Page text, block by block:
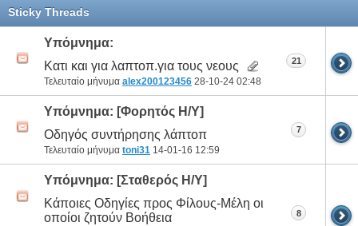
11 12
Sticky Threads
Υπόμνημα:
Κατι και για λαπτοπ.για τους νεους
Τελευταίο μήνυμα alex200123456 28-10-24 02:48
21
Υπόμνημα: [Φορητός Η/Υ]
Οδηγός συντήρησης λάπτοπ
Τελευταίο μήνυμα toni31 14-01-16 12:59
7
Υπόμνημα: [Σταθερός Η/Υ]
Κάποιες Οδηγίες προς Φίλους-Μέλη οι
οποίοι ζητούν Βοήθεια
8